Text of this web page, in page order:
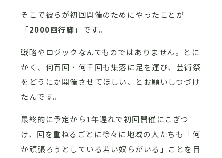
そこで彼らが初回開催のためにやったことが
「2000回行脚 」です。
戦略やロジックなんてものではありません。とに
かく、何百回・何千回も集落に足を運び、芸術祭
をどうにか開催させてほしい、とお願いしつづけ
たんです。
最終的に予定から1年遅れで初回開催にこぎつ
け、回を重ねるごとに徐々に地域の人たちも「何
か頑張ろうとしている若い奴らがいる」ことを目